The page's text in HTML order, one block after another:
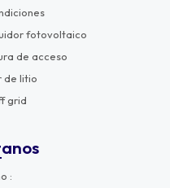
fotovoltaico
de acceso
de litio
grid